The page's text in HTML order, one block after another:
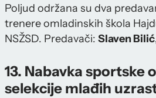
Poljud održana su dva
trenere omladinskih škola
NSŽSD. Predavači: Slaven Bilić
13. Nabavka sportske
selekcije mlađih